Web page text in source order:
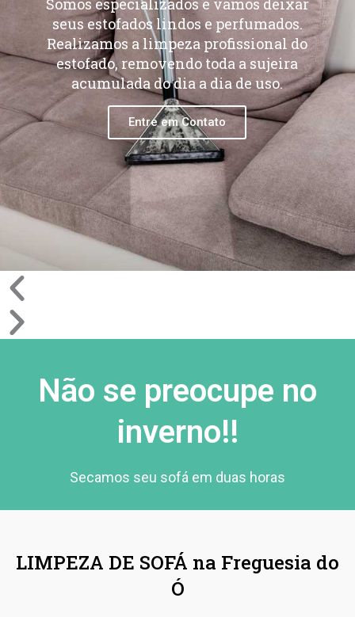
seus estofados lindos e perfumados.
Realizamos a limpeza profissional do
estofado, removendo toda a sujeira
acumulada do dia a dia de uso.
Entre em Contato
Não se preocupe no
inverno!!
Secamos seu sofá em duas horas
LIMPEZA DE SOFÁ na Freguesia do
Ó